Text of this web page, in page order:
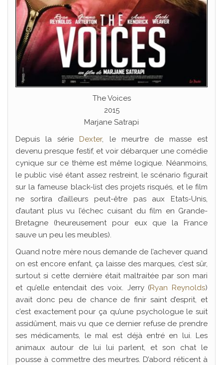
The Voices
2015
Marjane Satrapi
Depuis la série Dexter, le meurtre de masse est
devenu presque festif, et voir débarquer une comédie
cynique sur ce thème est même logique. Néanmoins,
le public visé étant assez restreint, le scénario figurait
sur la fameuse black-list des projets risqués, et le film
ne sortira d’ailleurs peut-être pas aux Etats-Unis,
d’autant plus vu l’échec cuisant du film en Grande-
Bretagne (heureusement pour eux que la France
sauve un peu les meubles).
Quand notre mère nous demande de l’achever quand
on est encore enfant, ça laisse des marques, c’est sûr,
surtout si cette dernière était maltraitée par son mari
et qu’elle entendait des voix. Jerry (Ryan Reynolds)
avait donc peu de chance de finir saint d’esprit, et
c’est exactement pour ça qu’une psychologue le suit
assidûment, mais vu que ce dernier refuse de prendre
ses médicaments, le mal est déjà entré en lui. Les
animaux autour de lui lui parlent, et son chat le
pousse à commettre des meurtres. D’abord réticent à